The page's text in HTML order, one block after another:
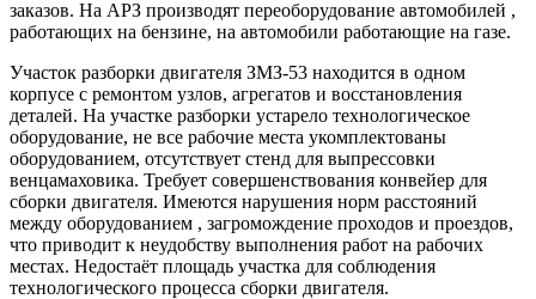
заказов. На АРЗ производят переоборудование автомобилей ,
работающих на бензине, на автомобили работающие на газе.
Участок разборки двигателя ЗМЗ-53 находится в одном
корпусе с ремонтом узлов, агрегатов и восстановления
деталей. На участке разборки устарело технологическое
оборудование, не все рабочие места укомплектованы
оборудованием, отсутствует стенд для выпрессовки
венцамаховика. Требует совершенствования конвейер для
сборки двигателя. Имеются нарушения норм расстояний
между оборудованием , загромождение проходов и проездов,
что приводит к неудобству выполнения работ на рабочих
местах. Недостаёт площадь участка для соблюдения
технологического процесса сборки двигателя.